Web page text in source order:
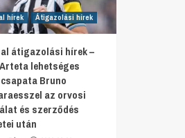
hírek Átigazolási hírek
átigazolási hírek –
lehetséges
Bruno
az orvosi
és szerződés
után